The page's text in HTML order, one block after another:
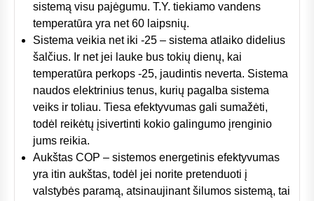
sistemą visu pajėgumu. T.Y. tiekiamo vandens
temperatūra yra net 60 laipsnių.
Sistema veikia net iki -25 – sistema atlaiko didelius
šalčius. Ir net jei lauke bus tokių dienų, kai
temperatūra perkops -25, jaudintis neverta. Sistema
naudos elektrinius tenus, kurių pagalba sistema
veiks ir toliau. Tiesa efektyvumas gali sumažėti,
todėl reikėtų įsivertinti kokio galingumo įrenginio
jums reikia.
Aukštas COP – sistemos energetinis efektyvumas
yra itin aukštas, todėl jei norite pretenduoti į
valstybės paramą, atsinaujinant šilumos sistemą, tai